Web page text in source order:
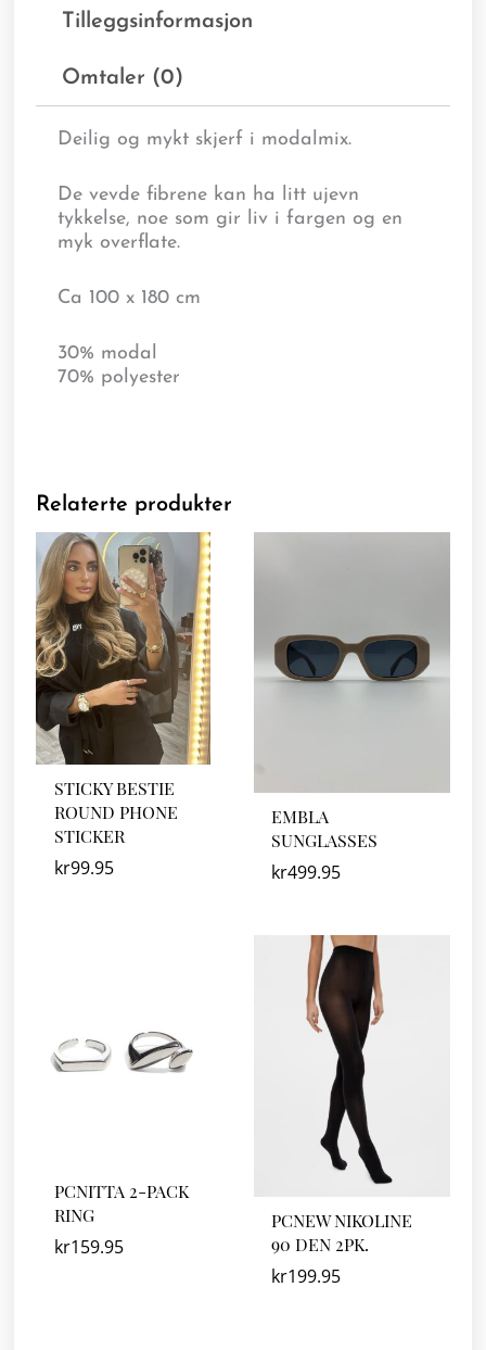
Tilleggsinformasjon
Omtaler (0)
Deilig og mykt skjerf i modalmix.
De vevde fibrene kan ha litt ujevn
tykkelse, noe som gir liv i fargen og en
myk overflate.
Ca 100 x 180 cm
30% modal
70% polyester
Relaterte produkter
STICKY BESTIE
ROUND PHONE
STICKER
kr99.95
EMBLA
SUNGLASSES
kr499.95
PCNITTA 2-PACK
RING
kr159.95
PCNEW NIKOLINE
90 DEN 2PK.
kr199.95